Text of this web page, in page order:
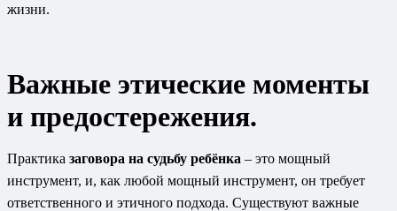
жизни.
Важные этические моменты
и предостережения.
Практика заговора на судьбу ребёнка – это мощный
инструмент, и, как любой мощный инструмент, он требует
ответственного и этичного подхода. Существуют важные